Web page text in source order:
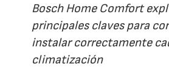
Bosch Home Comfort
principales claves para
instalar correctamente
climatización